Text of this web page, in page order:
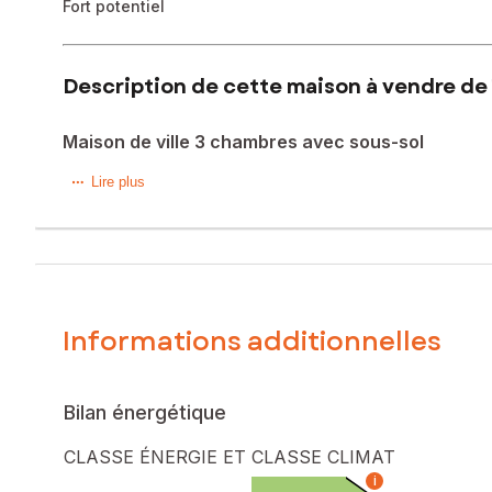
Fort potentiel
Description de cette maison à vendre de
Maison de ville 3 chambres avec sous-sol
Maison familiale avec sous-sol aménagé idéalement
Elle comprend au premier étage : une entrée avec
À l’extérieur, vous profiterez d’un terrain clos, arboré et
Les informations sur les risques auxquels ce bien est
Prix de vente : 290 000 €
Lire plus
Informations additionnelles
Bilan énergétique
CLASSE ÉNERGIE ET CLASSE CLIMAT
i